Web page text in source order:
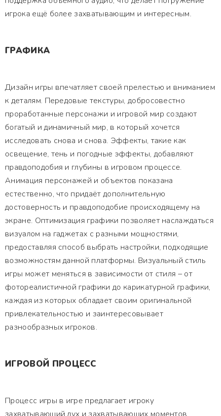
игрока ещё более захватывающим и интересным.
ГРАФИКА
Дизайн игры впечатляет своей прелестью и вниманием
к деталям. Передовые текстуры, добросовестно
проработанные персонажи и игровой мир создают
богатый и динамичный мир, в который хочется
исследовать снова и снова. Эффекты, такие как
освещение, тень и погодные эффекты, добавляют
правдоподобия и глубины в игровом процессе.
Анимация персонажей и объектов показана
естественно, что придаёт дополнительную
достоверность и правдоподобие происходящему на
экране. Оптимизация графики позволяет наслаждаться
визуалом на гаджетах с разными мощностями,
предоставляя способ выбрать настройки, подходящие
возможностям данной платформы. Визуальный стиль
игры может меняться в зависимости от стиля – от
фотореалистичной графики до карикатурной графики,
каждая из которых обладает своим оригинальной
привлекательностью и заинтересовывает
разнообразных игроков.
ИГРОВОЙ ПРОЦЕСС
Процесс игры в игре предлагает игроку